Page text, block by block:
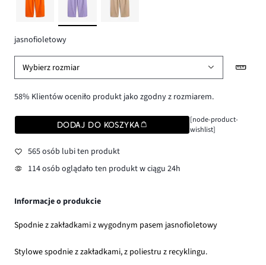
jasnofioletowy
Wybierz rozmiar
58% Klientów oceniło produkt jako zgodny z rozmiarem.
DODAJ DO KOSZYKA
[node-product-
wishlist]
565 osób lubi ten produkt
114 osób oglądało ten produkt w ciągu 24h
Informacje o produkcie
Spodnie z zakładkami z wygodnym pasem jasnofioletowy
Stylowe spodnie z zakładkami, z poliestru z recyklingu.